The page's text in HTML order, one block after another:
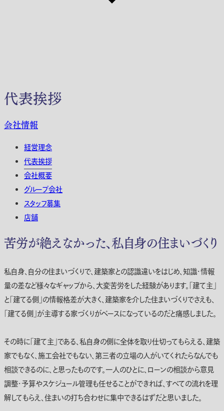
代表挨拶
会社情報
経営理念
代表挨拶
会社概要
グループ会社
スタッフ募集
店舗
苦労が絶えなかった、私自身の住まいづくり
私自身、自分の住まいづくりで、建築家との認識違いをはじめ、知識・情報
量の差など様々なギャップから、大変苦労をした経験があります。「建て主」
と「建てる側」の情報格差が大きく、建築家を介した住まいづくりでさえも、
「建てる側」が主導する家づくりがベースになっているのだと痛感しました。
その時に「建て主」である、私自身の側に全体を取り仕切ってもらえる、建築
家でもなく、施工会社でもない、第三者の立場の人がいてくれたらなんでも
相談できるのに、と思ったものです。一人のひとに、ローンの相談から意見
調整・予算やスケジュール管理も任せることができれば、すべての流れを理
解してもらえ、住まいの打ち合わせに集中できるはずだと思いました。